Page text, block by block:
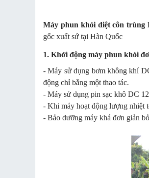
Máy phun khói diệt côn trùng
gốc xuất sứ tại Hàn Quốc
1. Khởi động máy phun khói
- Máy sử dụng bơm không khí
động chỉ bằng một thao tác.
- Máy sử dụng pin sạc khô DC
- Khi máy hoạt động lượng nhiệt
- Bảo dưỡng máy khá đơn giản